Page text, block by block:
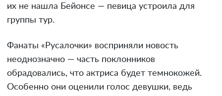
их не нашла Бейонсе — певица устроила для
группы тур.
Фанаты «Русалочки» восприняли новость
неоднозначно — часть поклонников
обрадовались, что актриса будет темнокожей.
Особенно они оценили голос девушки, ведь